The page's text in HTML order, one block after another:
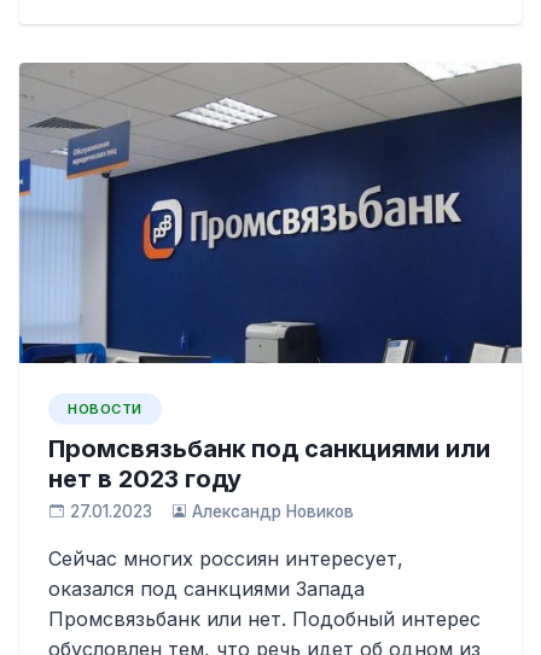
НОВОСТИ
Промсвязьбанк под санкциями или
нет в 2023 году
27.01.2023 Александр Новиков
Сейчас многих россиян интересует,
оказался под санкциями Запада
Промсвязьбанк или нет. Подобный интерес
обусловлен тем, что речь идет об одном из